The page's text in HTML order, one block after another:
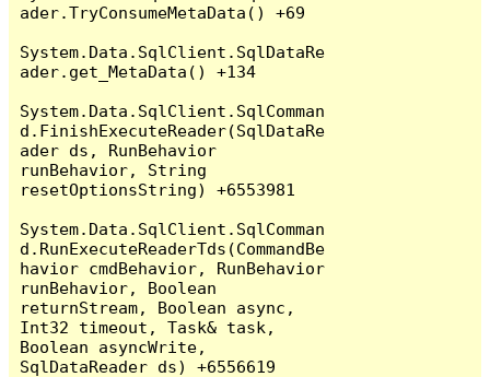
ader.TryConsumeMetaData() +69
System.Data.SqlClient.SqlDataRe
ader.get_MetaData() +134
System.Data.SqlClient.SqlComman
d.FinishExecuteReader(SqlDataRe
ader ds, RunBehavior
runBehavior, String
resetOptionsString) +6553981
System.Data.SqlClient.SqlComman
d.RunExecuteReaderTds(CommandBe
havior cmdBehavior, RunBehavior
runBehavior, Boolean
returnStream, Boolean async,
Int32 timeout, Task& task,
Boolean asyncWrite,
SqlDataReader ds) +6556619